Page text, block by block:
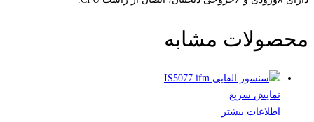
محصولات مشابه
نمایش سریع
اطلاعات بیشتر